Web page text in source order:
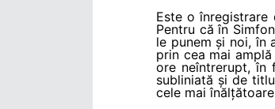
Este o
Pentru că în
le punem și noi, în
prin cea mai
ore neîntrerupt, în
subliniată și de
cele mai